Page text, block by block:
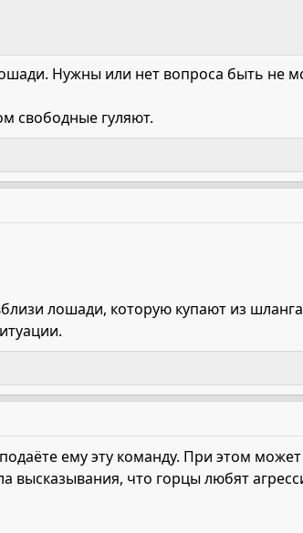
Нужны или нет вопроса быть не
свободные гуляют.
лошади, которую купают из
ему эту команду. При этом
высказывания, что горцы любят